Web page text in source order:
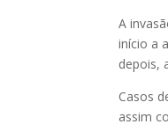
A
início a
depois,
Casos
assim